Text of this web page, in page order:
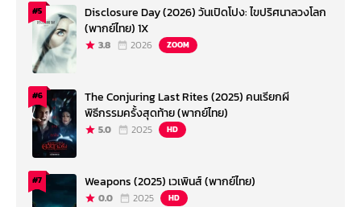
#5
Disclosure Day (2026) วันเปิดโปง: ไขปริศนาลวงโลก
(พากย์ไทย) 1X
3.8 2026 ZOOM
#6
The Conjuring Last Rites (2025) คนเรียกผี
พิธีกรรมครั้งสุดท้าย (พากย์ไทย)
5.0 2025 HD
#7 Weapons (2025) เวเพินส์ (พากย์ไทย)
0.0 2025 HD